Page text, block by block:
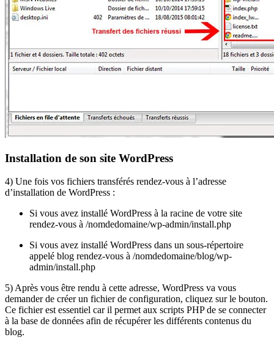
Installation de son site WordPress
4) Une fois vos fichiers transférés rendez-vous à l’adresse
d’installation de WordPress :
Si vous avez installé WordPress à la racine de votre site
rendez-vous à /nomdedomaine/wp-admin/install.php
Si vous avez installé WordPress dans un sous-répertoire
appelé blog rendez-vous à /nomdedomaine/blog/wp-
admin/install.php
5) Après vous être rendu à cette adresse, WordPress va vous
demander de créer un fichier de configuration, cliquez sur le bouton.
Ce fichier est essentiel car il permet aux scripts PHP de se connecter
à la base de données afin de récupérer les différents contenus du
blog.